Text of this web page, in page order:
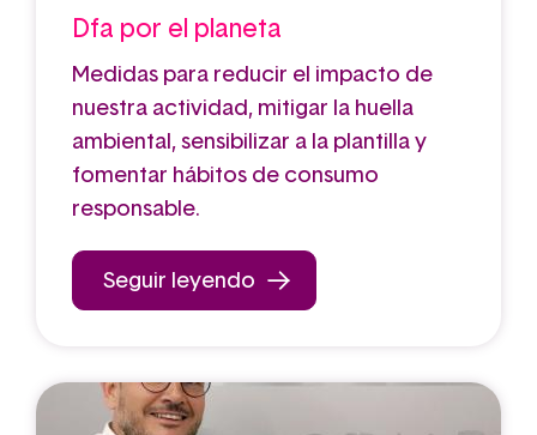
Dfa por el planeta
Medidas para reducir el impacto de
nuestra actividad, mitigar la huella
ambiental, sensibilizar a la plantilla y
fomentar hábitos de consumo
responsable.
Seguir leyendo